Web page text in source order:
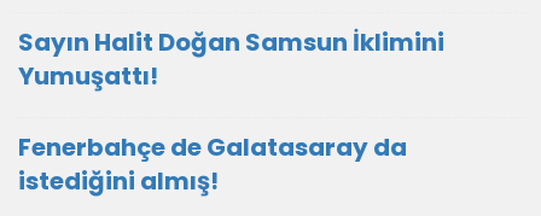
Sayın Halit Doğan Samsun İklimini
Yumuşattı!
Fenerbahçe de Galatasaray da
istediğini almış!